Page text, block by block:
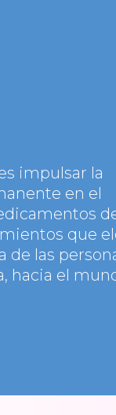
impulsar la
en el
que
de las
hacia el